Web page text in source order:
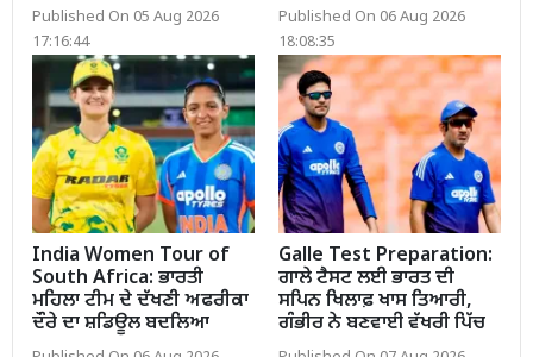
Published On 05 Aug 2026
17:16:44
Published On 06 Aug 2026
18:08:35
India Women Tour of
South Africa: ਭਾਰਤੀ
ਮਹਿਲਾ ਟੀਮ ਦੇ ਦੱਖਣੀ ਅਫਰੀਕਾ
ਦੌਰੇ ਦਾ ਸ਼ਡਿਊਲ ਬਦਲਿਆ
Galle Test Preparation:
ਗਾਲੇ ਟੈਸਟ ਲਈ ਭਾਰਤ ਦੀ
ਸਪਿਨ ਖਿਲਾਫ਼ ਖਾਸ ਤਿਆਰੀ,
ਗੰਭੀਰ ਨੇ ਬਣਵਾਈ ਵੱਖਰੀ ਪਿੱਚ